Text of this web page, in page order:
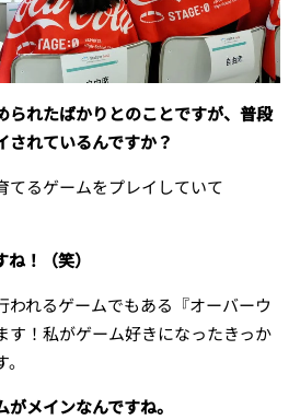
れたばかりとのことですが、普段
されているんですか？
るゲームをプレイしていて
！（笑）
れるゲームでもある『オーバーウ
す！私がゲーム好きになったきっか
メインなんですね。